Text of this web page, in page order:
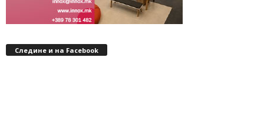
Следине и на Facebook